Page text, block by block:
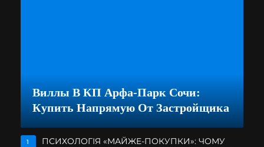
Виллы В КП Арфа-Парк Сочи:
Купить Напрямую От Застройщика
1
ПСИХОЛОГІЯ «МАЙЖЕ-ПОКУПКИ»: ЧОМУ